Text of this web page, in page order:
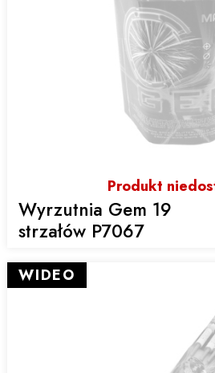
Produkt
Wyrzutnia Gem 19
strzałów P7067
WIDEO